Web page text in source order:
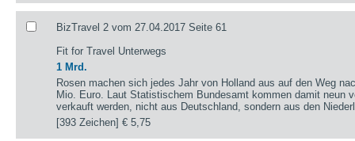
BizTravel 2 vom 27.04.2017 Seite 61
Fit for Travel Unterwegs
1 Mrd.
Rosen machen sich jedes Jahr von Holland aus auf den Weg
Mio. Euro. Laut Statistischem Bundesamt kommen damit neun
verkauft werden, nicht aus Deutschland, sondern aus den
[393 Zeichen]€ 5,75